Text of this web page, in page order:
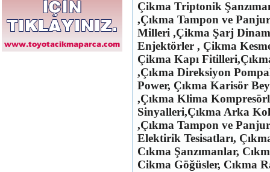
Çikma Triptonik
,Çıkma Tampon ve
Milleri ,Çikma Şarj
Enjektörler , Çikma
Çikma Kapı
,Çıkma Direksiyon
Power, Çıkma Karisör
,Çıkma Klima
Sinyalleri,Çıkma Arka
,Çıkma Tampon ve
Elektirik Tesisatları,
Cıkma Şanzımanlar,
Cikma Göğüsler, Cıkma